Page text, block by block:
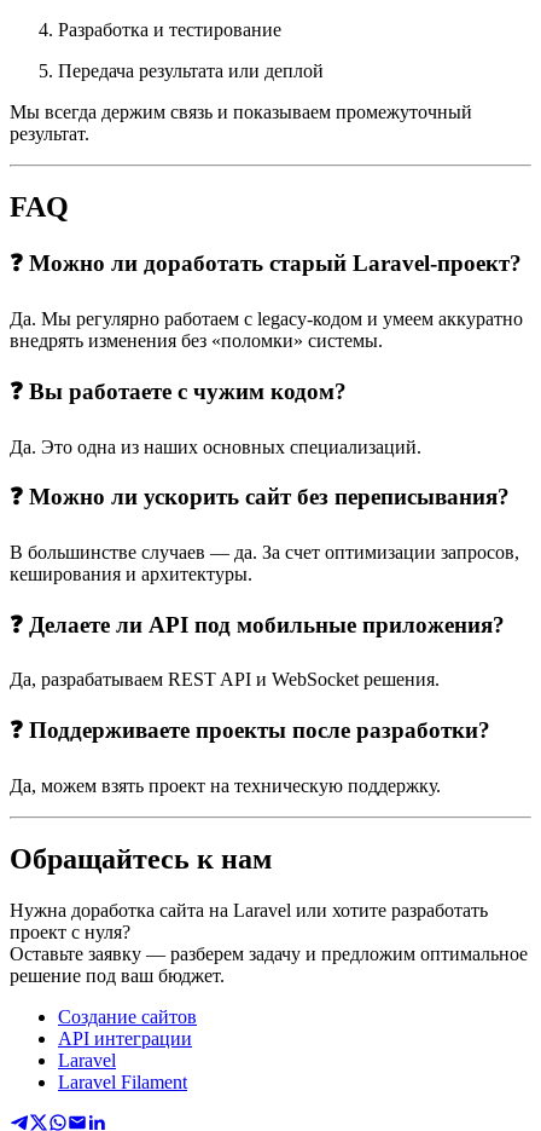
Разработка и тестирование
Передача результата или деплой
Мы всегда держим связь и показываем промежуточный
результат.
FAQ
❓ Можно ли доработать старый Laravel-проект?
Да. Мы регулярно работаем с legacy-кодом и умеем аккуратно
внедрять изменения без «поломки» системы.
❓ Вы работаете с чужим кодом?
Да. Это одна из наших основных специализаций.
❓ Можно ли ускорить сайт без переписывания?
В большинстве случаев — да. За счет оптимизации запросов,
кеширования и архитектуры.
❓ Делаете ли API под мобильные приложения?
Да, разрабатываем REST API и WebSocket решения.
❓ Поддерживаете проекты после разработки?
Да, можем взять проект на техническую поддержку.
Обращайтесь к нам
Нужна доработка сайта на Laravel или хотите разработать
проект с нуля?
Оставьте заявку — разберем задачу и предложим оптимальное
решение под ваш бюджет.
Создание сайтов
API интеграции
Laravel
Laravel Filament